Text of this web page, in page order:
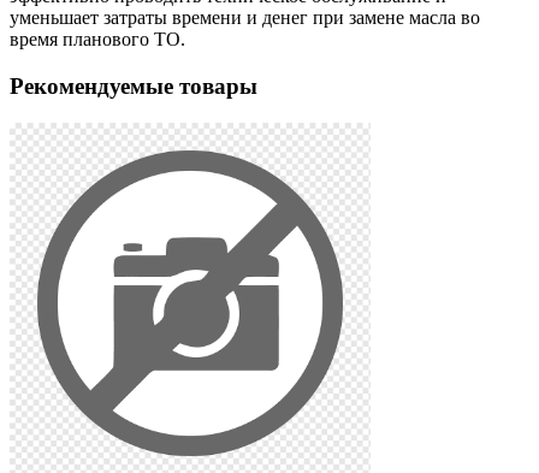
уменьшает затраты времени и денег при замене масла во
время планового ТО.
Рекомендуемые товары